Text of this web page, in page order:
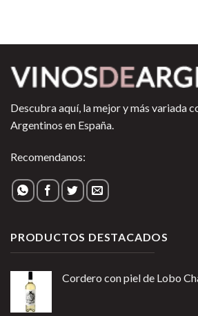
Descubra aquí, la mejor y más variada
Argentinos en España.
Recomendanos:
PRODUCTOS DESTACADOS
Cordero con piel de Lobo